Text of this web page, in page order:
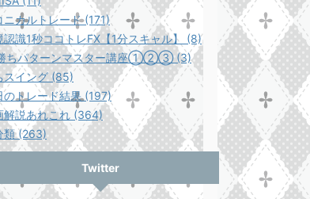
ニカルトレード (171)
認識1秒ココトレFX【1分スキャル】 (8)
ちパターンマスター講座①②③ (3)
スイング (85)
のトレード結果 (197)
解説あれこれ (364)
類 (263)
Twitter